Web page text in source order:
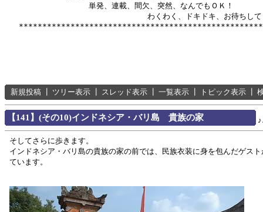
単発、連載、間欠、突然、なんでもＯＫ！
わくわく、ドキドキ、お待ちしてま
新規投稿 ツリー表示 スレッド表示 一覧表示 トピック表示
【141】(その10)インドネシア・バリ島 貴族の家
そしてさらに歩きます。
インドネシア・バリ島の貴族の家の前では、民族衣装に身を包んだゲス
ています。